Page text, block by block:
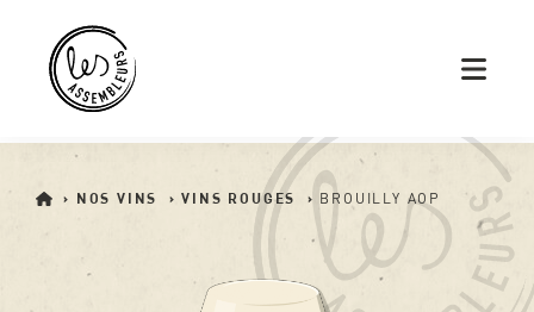
› NOS VINS ›VINS ROUGES › BROUILLY AOP